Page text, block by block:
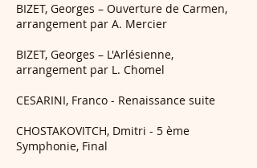
BIZET, Georges – Ouverture de Carmen,
arrangement par A. Mercier
BIZET, Georges – L'Arlésienne,
arrangement par L. Chomel
CESARINI, Franco - Renaissance suite
CHOSTAKOVITCH, Dmitri - 5 ème
Symphonie, Final